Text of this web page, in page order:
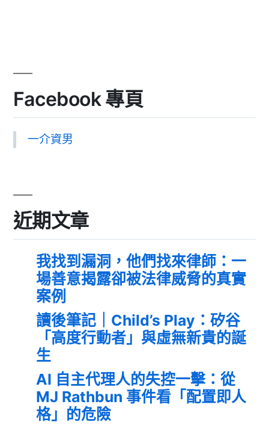
Facebook 專頁
一介資男
近期文章
我找到漏洞，他們找來律師：一
場善意揭露卻被法律威脅的真實
案例
讀後筆記｜Child’s Play：矽谷
「高度行動者」與虛無新貴的誕
生
AI 自主代理人的失控一擊：從
MJ Rathbun 事件看「配置即人
格」的危險